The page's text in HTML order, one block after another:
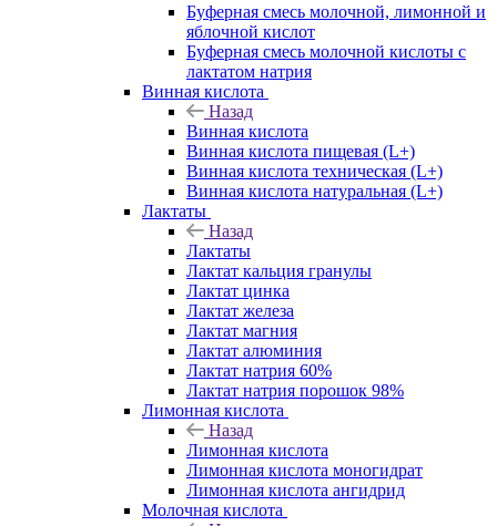
Буферная смесь молочной, лимонной и
яблочной кислот
Буферная смесь молочной кислоты с
лактатом натрия
Винная кислота
Назад
Винная кислота
Винная кислота пищевая (L+)
Винная кислота техническая (L+)
Винная кислота натуральная (L+)
Лактаты
Назад
Лактаты
Лактат кальция гранулы
Лактат цинка
Лактат железа
Лактат магния
Лактат алюминия
Лактат натрия 60%
Лактат натрия порошок 98%
Лимонная кислота
Назад
Лимонная кислота
Лимонная кислота моногидрат
Лимонная кислота ангидрид
Молочная кислота